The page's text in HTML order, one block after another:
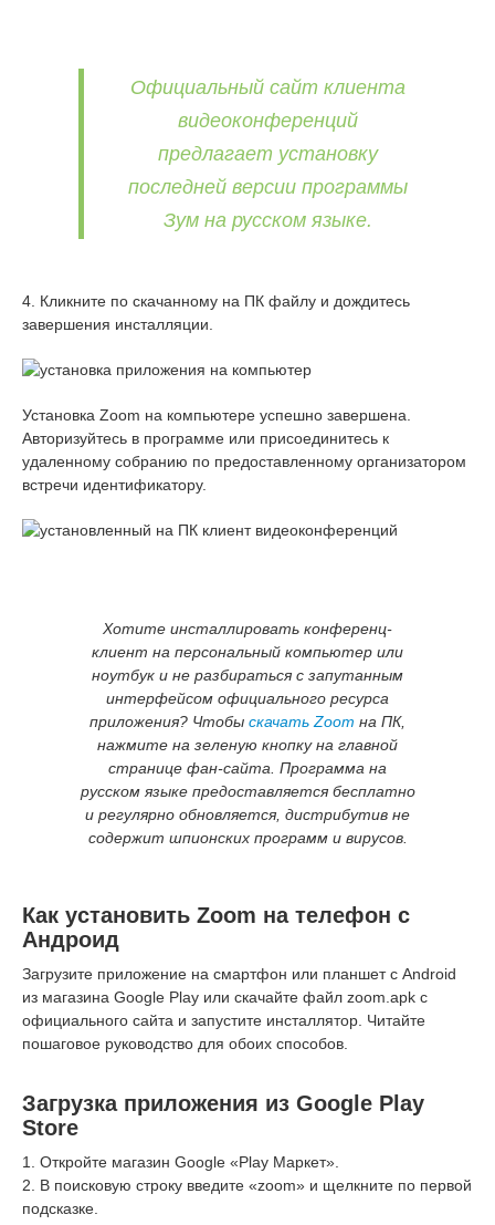
Официальный сайт клиента
видеоконференций
предлагает установку
последней версии программы
Зум на русском языке.
4. Кликните по скачанному на ПК файлу и дождитесь
завершения инсталляции.
Установка Zoom на компьютере успешно завершена.
Авторизуйтесь в программе или присоединитесь к
удаленному собранию по предоставленному организатором
встречи идентификатору.
Хотите инсталлировать конференц-
клиент на персональный компьютер или
ноутбук и не разбираться с запутанным
интерфейсом официального ресурса
приложения? Чтобы скачать Zoom на ПК,
нажмите на зеленую кнопку на главной
странице фан-сайта. Программа на
русском языке предоставляется бесплатно
и регулярно обновляется, дистрибутив не
содержит шпионских программ и вирусов.
Как установить Zoom на телефон с
Андроид
Загрузите приложение на смартфон или планшет с Android
из магазина Google Play или скачайте файл zoom.apk с
официального сайта и запустите инсталлятор. Читайте
пошаговое руководство для обоих способов.
Загрузка приложения из Google Play
Store
1. Откройте магазин Google «Play Маркет».
2. В поисковую строку введите «zoom» и щелкните по первой
подсказке.